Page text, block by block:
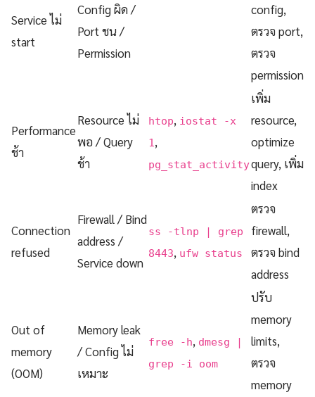
Service ไม่
start
Config ผิด /
Port ชน /
Permission
config,
ตรวจ port,
ตรวจ
permission
Performance
ช้า
Resource ไม่
พอ / Query
ช้า
htop, iostat -x
1 ,
pg_stat_activity
เพิ่ม
resource,
optimize
query, เพิ่ม
index
Connection
refused
Firewall / Bind
address /
Service down
ss -tlnp | grep
8443, ufw status
ตรวจ
firewall,
ตรวจ bind
address
Out of
memory
(OOM)
Memory leak
/ Config ไม่
เหมาะ
free -h, dmesg |
grep -i oom
ปรับ
memory
limits,
ตรวจ
memory